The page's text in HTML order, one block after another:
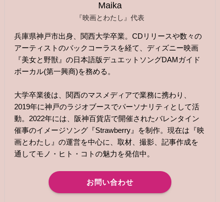
Maika
『映画とわたし』代表
兵庫県神戸市出身、関西大学卒業。CDリリースや数々の
アーティストのバックコーラスを経て、ディズニー映画
『美女と野獣』の日本語版デュエットソングDAMガイド
ボーカル(第一興商)を務める。
大学卒業後は、関西のマスメディアで業務に携わり、
2019年に神戸のラジオブースでパーソナリティとして活
動。2022年には、阪神百貨店で開催されたバレンタイン
催事のイメージソング『Strawberry』を制作。現在は『映
画とわたし』の運営を中心に、取材、撮影、記事作成を
通してモノ・ヒト・コトの魅力を発信中。
お問い合わせ